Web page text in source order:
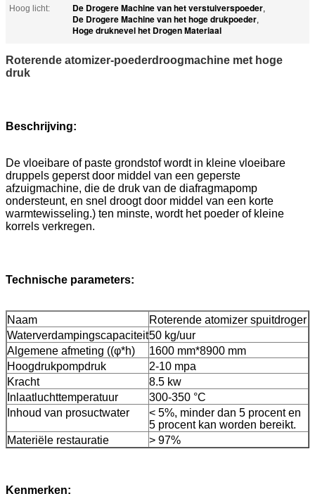
Hoog licht: De Drogere Machine van het verstuiverspoeder,
De Drogere Machine van het hoge drukpoeder,
Hoge druknevel het Drogen Materiaal
Roterende atomizer-poederdroogmachine met hoge
druk
Beschrijving:
De vloeibare of paste grondstof wordt in kleine vloeibare
druppels geperst door middel van een geperste
afzuigmachine, die de druk van de diafragmapomp
ondersteunt, en snel droogt door middel van een korte
warmtewisseling.) ten minste, wordt het poeder of kleine
korrels verkregen.
Technische parameters:
Naam
Roterende atomizer spuitdroger
Waterverdampingscapaciteit50 kg/uur
Algemene afmeting ((φ*h)
1600 mm*8900 mm
Hoogdrukpompdruk
2-10 mpa
Kracht
8.5 kw
Inlaatluchttemperatuur
300-350 °C
Inhoud van prosuctwater
< 5%, minder dan 5 procent en
5 procent kan worden bereikt.
Materiële restauratie
> 97%
Kenmerken: